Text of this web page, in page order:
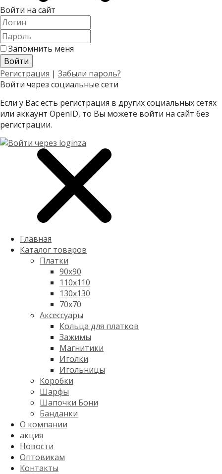
Войти на сайт
Запомнить меня
Регистрация | Забыли пароль?
Войти через социальные сети
Если у Вас есть регистрация в других социальных сетях
или аккаунт OpenID, то Вы можете войти на сайт без
регистрации.
Главная
Каталог товаров
Платки
90x90
110x110
130x130
70х70
Аксессуары
Кольца для платков
Зажимы
Магнитики
Иголки
Игольницы
Коробки
Шарфы
Шапочки Бони
Банданки
О компании
акция
Новости
Оптовикам
Контакты